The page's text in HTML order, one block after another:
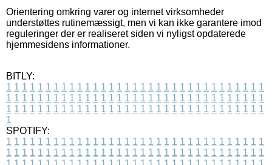
Orientering omkring varer og internet virksomheder
understøttes rutinemæssigt, men vi kan ikke garantere imod
reguleringer der er realiseret siden vi nyligst opdaterede
hjemmesidens informationer.
BITLY:
1 1 1 1 1 1 1 1 1 1 1 1 1 1 1 1 1 1 1 1 1 1 1 1 1 1 1 1 1 1 1 1 1
1 1 1 1 1 1 1 1 1 1 1 1 1 1 1 1 1 1 1 1 1 1 1 1 1 1 1 1 1 1 1 1 1
1 1 1 1 1 1 1 1 1 1 1 1 1 1 1 1 1 1 1 1 1 1 1 1 1 1 1 1 1 1 1 1 1
1
SPOTIFY:
1 1 1 1 1 1 1 1 1 1 1 1 1 1 1 1 1 1 1 1 1 1 1 1 1 1 1 1 1 1 1 1 1
1 1 1 1 1 1 1 1 1 1 1 1 1 1 1 1 1 1 1 1 1 1 1 1 1 1 1 1 1 1 1 1 1